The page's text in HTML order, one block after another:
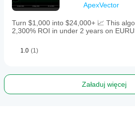
ApexVector
Turn $1,000 into $24,000+ 📈 This
2,300% ROI in under 2 years on
1.0 (1)
Załaduj więcej